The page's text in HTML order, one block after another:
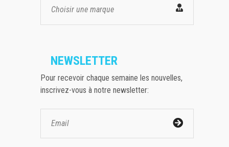
Choisir une marque
NEWSLETTER
Pour recevoir chaque semaine les nouvelles,
inscrivez-vous à notre newsletter: